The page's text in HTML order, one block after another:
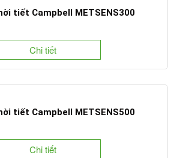
tiết Campbell METSENS300
Chi tiết
tiết Campbell METSENS500
Chi tiết